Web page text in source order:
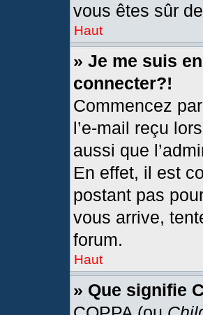
vous êtes sûr
Haut
» Je me suis
connecter?!
Commencez
l’e-mail reçu
aussi que
En effet, il est
postant pas
vous arrive,
forum.
Haut
» Que signifie